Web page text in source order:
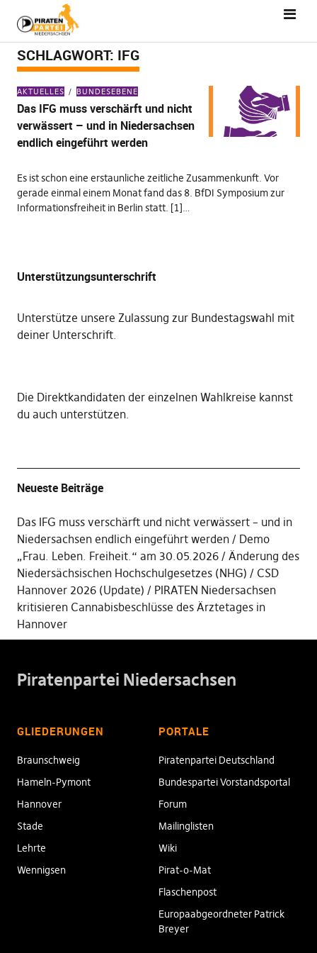
SCHLAGWORT: IFG
AKTUELLES BUNDESEBENE
Das IFG muss verschärft und nicht
verwässert – und in Niedersachsen
endlich eingeführt werden
Es ist schon eine erstaunliche zeitliche Zusammenkunft. Vor
gerade einmal einem Monat fand das 8. BfDI Symposium zur
Informationsfreiheit in Berlin statt. [1]…
Unterstützungsunterschrift
Unterstütze unsere Zulassung zur Bundestagswahl mit
deiner Unterschrift.
Die Direktkandidaten der einzelnen Wahlkreise kannst
du auch unterstützen.
Neueste Beiträge
Das IFG muss verschärft und nicht verwässert – und in
Niedersachsen endlich eingeführt werden
Demo
„Frau. Leben. Freiheit.“ am 30.05.2026
Änderung des
Niedersächsischen Hochschulgesetzes (NHG)
CSD
Hannover 2026 (Update)
PIRATEN Niedersachsen
kritisieren Cannabisbeschlüsse des Ärztetages in
Hannover
Piratenpartei Niedersachsen
GLIEDERUNGEN
Braunschweig
Hameln-Pymont
Hannover
Stade
Lehrte
Wennigsen
PORTALE
Piratenpartei Deutschland
Bundespartei Vorstandsportal
Forum
Mailinglisten
Wiki
Pirat-o-Mat
Flaschenpost
Europaabgeordneter Patrick
Breyer